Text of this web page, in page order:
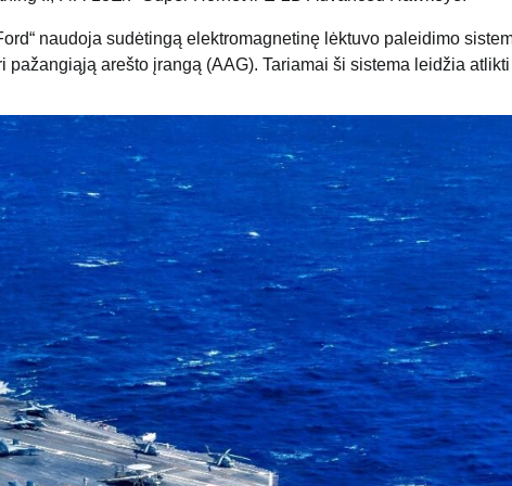
naudoja sudėtingą elektromagnetinę lėktuvo paleidimo
arešto įrangą (AAG). Tariamai ši sistema leidžia atlikti